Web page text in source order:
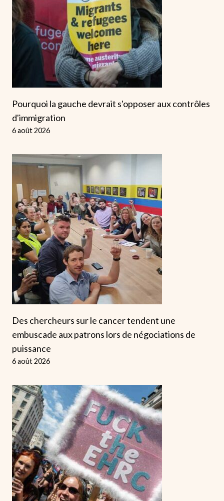
Pourquoi la gauche devrait s'opposer aux contrôles
d'immigration
6 août 2026
Des chercheurs sur le cancer tendent une
embuscade aux patrons lors de négociations de
puissance
6 août 2026